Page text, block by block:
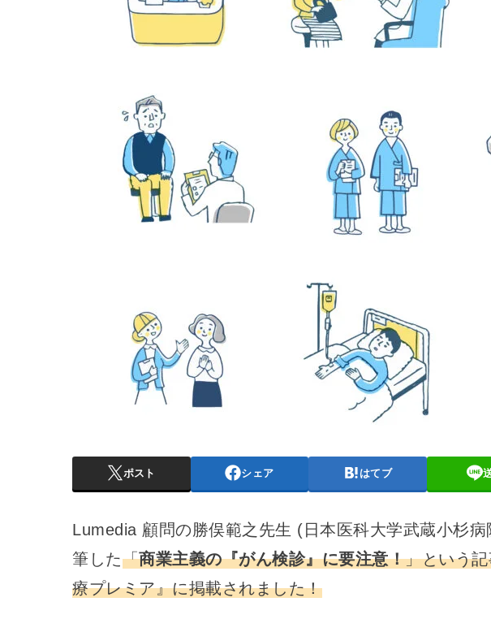
ポスト シェア はてブ
Lumedia 顧問の勝俣範之先生 (日本医科大学武蔵小杉
筆した「商業主義の『がん検診』に要注意！」という
療プレミア』に掲載されました！